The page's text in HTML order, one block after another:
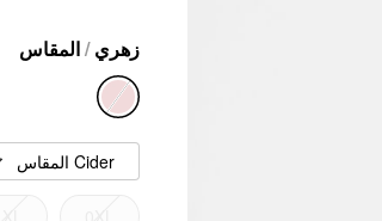
زهري /المقاس
Cider المقاس